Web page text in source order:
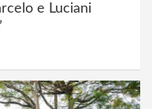
e Luciani